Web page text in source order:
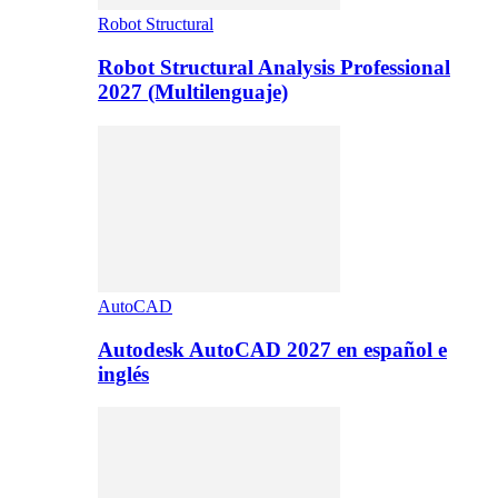
Robot Structural
Robot Structural Analysis Professional
2027 (Multilenguaje)
AutoCAD
Autodesk AutoCAD 2027 en español e
inglés